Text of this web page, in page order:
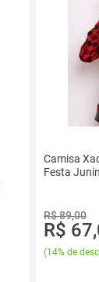
Camisa
Festa
R$ 89,00
R$
(14% de